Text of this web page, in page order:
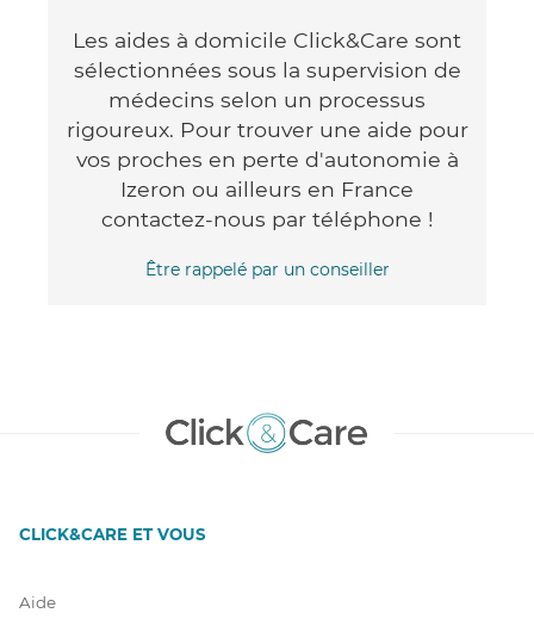
Les aides à domicile Click&Care sont
sélectionnées sous la supervision de
médecins selon un processus
rigoureux. Pour trouver une aide pour
vos proches en perte d'autonomie à
Izeron ou ailleurs en France
contactez-nous par téléphone !
Être rappelé par un conseiller
CLICK&CARE ET VOUS
Aide